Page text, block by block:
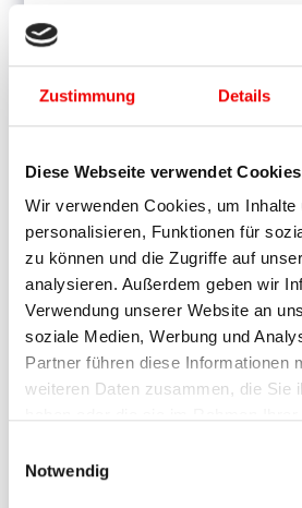
Zustimmung Details
Diese Webseite verwendet Cookies
Wir verwenden Cookies, um Inhalte
personalisieren, Funktionen für
zu können und die Zugriffe auf
analysieren. Außerdem geben wir
Verwendung unserer Website an
soziale Medien, Werbung und
Partner führen diese Informationen
weiteren Daten zusammen, die Sie
Notwendig
inklusive einem Freigetränk mit
Das erwartet dich:
•.Zeit für Fotos, Autogramme
• Einblicke in Mensurs Profi-